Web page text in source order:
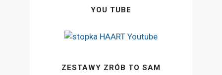
YOU TUBE
ZESTAWY ZRÓB TO SAM